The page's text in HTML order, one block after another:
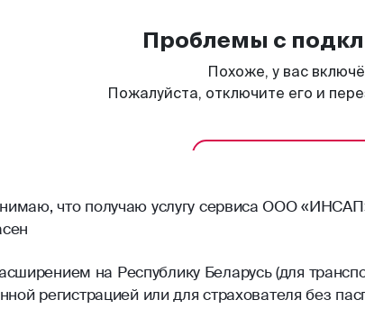
что получаю услугу сервиса ООО
на Республику Беларусь (для
регистрацией или для страхователя без